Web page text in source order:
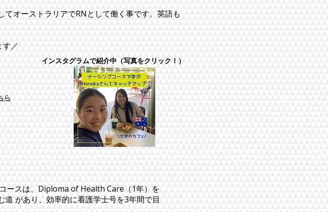
てオーストラリアでRNとして働く事です。英語も
／
インスタグラムで紹介中（写真をクリック！）
ら
ースは、Diploma of Health Care（1年）を
があり、効率的に看護学士号を3年間で目